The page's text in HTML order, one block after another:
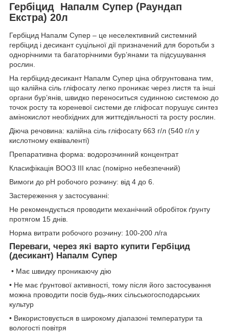
Гербіцид Напалм Супер (Раундап
Екстра) 20л
Гербіцид Напалм Супер – це неселективний системний
гербіцид і десикант суцільної дії призначений для боротьби з
однорічними та багаторічними бур’янами та підсушування
рослин.
На гербіцид-десикант Напалм Супер ціна обгрунтована тим,
що калійна сіль гліфосату легко проникає через листя та інші
органи бур’янів, швидко переноситься судинною системою до
точок росту та кореневої системи де гліфосат порушує синтез
амінокислот необхідних для життєдіяльності та росту рослин.
Діюча речовина: калійна сіль гліфосату 663 г/л (540 г/л у
кислотному еквіваленті)
Препаративна форма: водорозчинний концентрат
Класифікація ВООЗ ІІІ клас (помірно небезпечний)
Вимоги до рН робочого розчину: від 4 до 6.
Застереження у застосуванні:
Не рекомендується проводити механічний обробіток ґрунту
протягом 15 днів.
Норма витрати робочого розчину: 100-200 л/га
Переваги, через які варто купити Гербіцид
(десикант) Напалм Супер
• Має швидку проникаючу дію
• Не має ґрунтової активності, тому після його застосування
можна проводити посів будь-яких сільськогосподарських
культур
• Використовується в широкому діапазоні температури та
вологості повітря